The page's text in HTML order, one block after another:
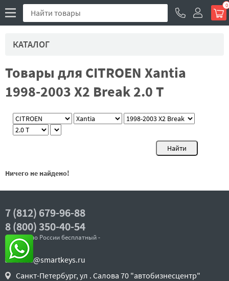
0
КАТАЛОГ
Товары для CITROEN Xantia
1998-2003 X2 Break 2.0 T
Ничего не найдено!
7 (812) 679-96-88
8 (800) 350-40-54
- звонок по России бесплатный -
sales@smartkeys.ru
Санкт-Петербург, ул . Салова 70 "автобизнесцентр"